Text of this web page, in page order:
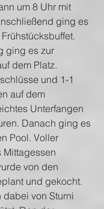
um 8 Uhr mit
ging es
ging es zur
dem Platz.
und 1-1
auf dem
Unterfangen
Danach ging es
Pool. Voller
Mittagessen
von den
und gekocht.
von Sturni